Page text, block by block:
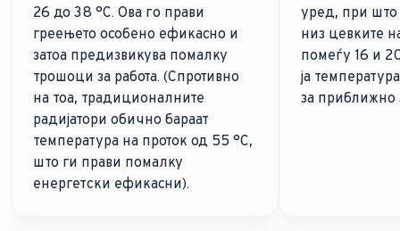
26 до 38 °C. Ова го прави
греењето особено ефикасно и
затоа предизвикува помалку
трошоци за работа. (Спротивно
на тоа, традиционалните
радијатори обично бараат
температура на проток од 55 °C,
што ги прави помалку
енергетски ефикасни).
уред, при што
низ цевките
помеѓу 16 и
ја
за приближно